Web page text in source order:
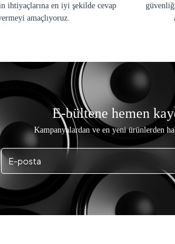
ihtiyaçlarına en iyi şekilde cevap
amaçlıyoruz.
E-bültene hemen
Kampanyalardan ve en yeni ürünlerden